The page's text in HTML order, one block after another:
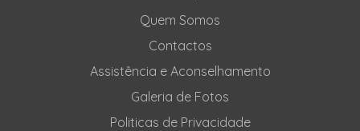
Quem Somos
Contactos
Assistência e Aconselhamento
Galeria de Fotos
Politicas de Privacidade